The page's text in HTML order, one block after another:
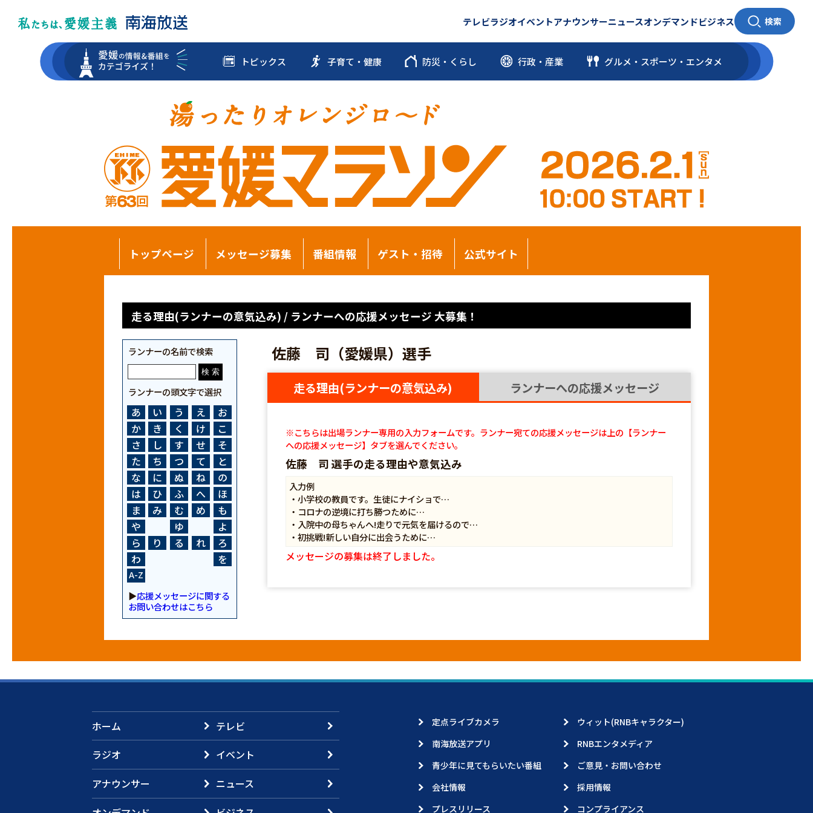
テレビラジオイベントアナウンサーニュースオンデマンドビジネス 検索
トピックス 子育て・健康 防災・くらし 行政・産業 グルメ・スポーツ ・ エンタメ
トップページ メッセージ募集 番組情報 ゲスト・招待 公式サイト
走る理由(ランナーの意気込み) / ランナーへの応援メッセージ 大募集！
ランナーの名前で検索
ランナーの頭文字で選択
あ い う え
お
か
き く け
こ
さ
し す せ
そ
た
ち つ て
と
な
に ぬ ね
の
は
ひ ふ へ
ほ
ま
み む め
も
や
ゆ
よ
ら
り る れ
ろ
わ
を
A-Z
▶応援メッセージに関する
お問い合わせはこちら
佐藤 司（愛媛県）選手
走る理由(ランナーの意気込み) ランナーへの応援メッセージ
※こちらは出場ランナー専用の入力フォームです。ランナー宛ての応援メッセージは上の【ランナー
への応援メッセージ】タブを選んでください。
佐藤 司 選手の走る理由や意気込み
入力例
・小学校の教員です。生徒にナイショで…
・コロナの逆境に打ち勝つために…
・入院中の母ちゃんへ!走りで元気を届けるので…
・初挑戦!新しい自分に出会うために…
メッセージの募集は終了しました。
ホーム
テレビ
ラジオ
イベント
アナウンサー
ニュース
定点ライブカメラ
ウィット(RNBキャラクター)
南海放送アプリ
RNBエンタメディア
青少年に見てもらいたい番組
ご意見・お問い合わせ
会社情報
採用情報
プレスリリース
コンプライアンス